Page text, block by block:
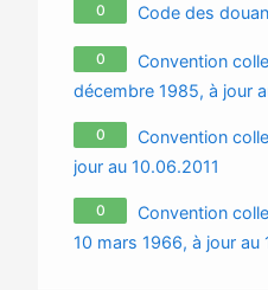
0 Code des
0
Convention
décembre 1985, à jour
0
Convention
jour au 10.06.2011
0
Convention
10 mars 1966, à jour au